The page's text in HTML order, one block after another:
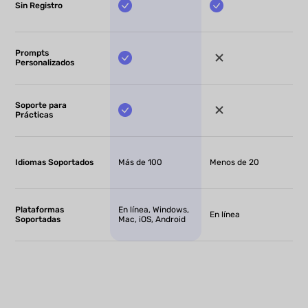
Sin Registro
Prompts
Personalizados
Soporte para
Prácticas
Idiomas Soportados Más de 100 Menos de 20
Plataformas
Soportadas
En línea, Windows,
Mac, iOS, Android
En línea